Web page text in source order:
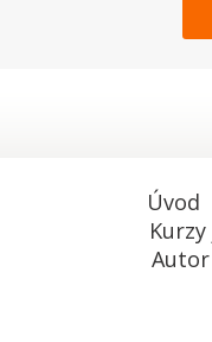
Úvod
Autor